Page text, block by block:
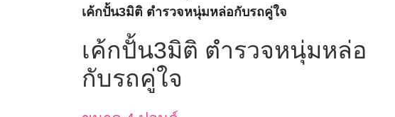
เค้กปั้น3มิติ ตำรวจหนุ่มหล่อกับรถคู่ใจ
เค้กปั้น3มิติ ตำรวจหนุ่มหล่อ
กับรถคู่ใจ